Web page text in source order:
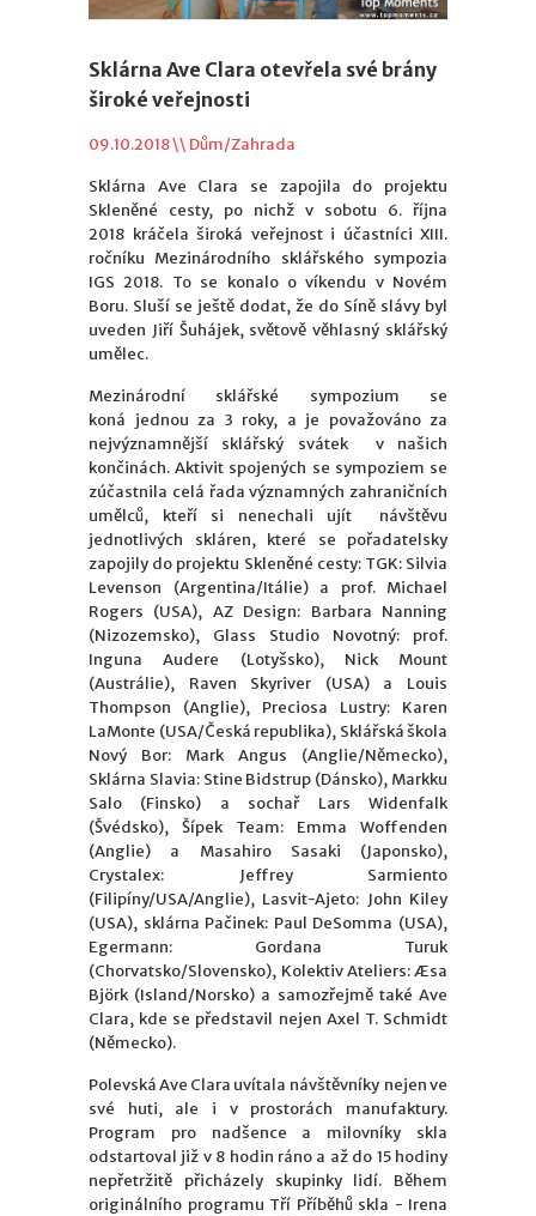
Sklárna Ave Clara otevřela své brány
široké veřejnosti
09.10.2018 \\ Dům/Zahrada
Sklárna Ave Clara se zapojila do projektu
Skleněné cesty, po nichž v sobotu 6. října
2018 kráčela široká veřejnost i účastníci XIII.
ročníku Mezinárodního sklářského sympozia
IGS 2018. To se konalo o víkendu v Novém
Boru. Sluší se ještě dodat, že do Síně slávy byl
uveden Jiří Šuhájek, světově věhlasný sklářský
umělec.
Mezinárodní sklářské sympozium se
koná jednou za 3 roky, a je považováno za
nejvýznamnější sklářský svátek v našich
končinách. Aktivit spojených se sympoziem se
zúčastnila celá řada významných zahraničních
umělců, kteří si nenechali ujít návštěvu
jednotlivých skláren, které se pořadatelsky
zapojily do projektu Skleněné cesty: TGK: Silvia
Levenson (Argentina/Itálie) a prof. Michael
Rogers (USA), AZ Design: Barbara Nanning
(Nizozemsko), Glass Studio Novotný: prof.
Inguna Audere (Lotyšsko), Nick Mount
(Austrálie), Raven Skyriver (USA) a Louis
Thompson (Anglie), Preciosa Lustry: Karen
LaMonte (USA/Česká republika), Sklářská škola
Nový Bor: Mark Angus (Anglie/Německo),
Sklárna Slavia: Stine Bidstrup (Dánsko), Markku
Salo (Finsko) a sochař Lars Widenfalk
(Švédsko), Šípek Team: Emma Woffenden
(Anglie) a Masahiro Sasaki (Japonsko),
Crystalex: Jeffrey Sarmiento
(Filipíny/USA/Anglie), Lasvit-Ajeto: John Kiley
(USA), sklárna Pačinek: Paul DeSomma (USA),
Egermann: Gordana Turuk
(Chorvatsko/Slovensko), Kolektiv Ateliers: Æsa
Björk (Island/Norsko) a samozřejmě také Ave
Clara, kde se představil nejen Axel T. Schmidt
(Německo).
Polevská Ave Clara uvítala návštěvníky nejen ve
své huti, ale i v prostorách manufaktury.
Program pro nadšence a milovníky skla
odstartoval již v 8 hodin ráno a až do 15 hodiny
nepřetržitě přicházely skupinky lidí. Během
originálního programu Tří Příběhů skla - Irena